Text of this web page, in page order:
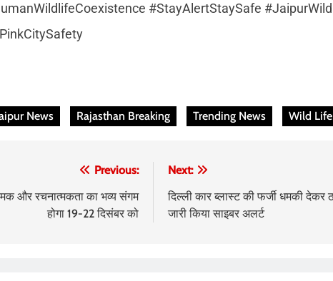
#StayAlertStaySafe
News Rajasthan Breaking Trending News Wild Life
Previous:
और रचनात्मकता का भव्य संगम
होगा 19-22 दिसंबर को
Next:
दिल्ली कार ब्लास्ट की फर्जी धमकी देकर
जारी किया साइबर अलर्ट